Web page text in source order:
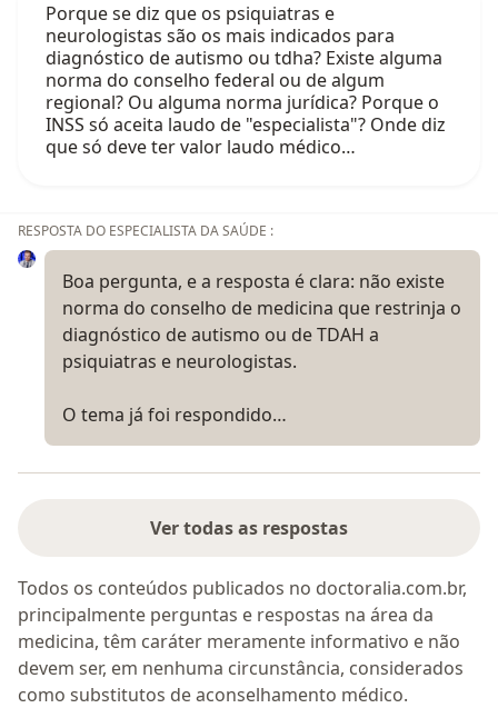
Porque se diz que os psiquiatras e
neurologistas são os mais indicados para
diagnóstico de autismo ou tdha? Existe alguma
norma do conselho federal ou de algum
regional? Ou alguma norma jurídica? Porque o
INSS só aceita laudo de "especialista"? Onde diz
que só deve ter valor laudo médico…
RESPOSTA DO ESPECIALISTA DA SAÚDE :
Boa pergunta, e a resposta é clara: não existe
norma do conselho de medicina que restrinja o
diagnóstico de autismo ou de TDAH a
psiquiatras e neurologistas.
O tema já foi respondido…
Ver todas as respostas
Todos os conteúdos publicados no doctoralia.com.br,
principalmente perguntas e respostas na área da
medicina, têm caráter meramente informativo e não
devem ser, em nenhuma circunstância, considerados
como substitutos de aconselhamento médico.